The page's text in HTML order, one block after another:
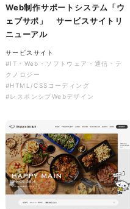
Web制作サポートシステム「ウ
ェブサポ」 サービスサイトリ
ニューアル
サービスサイト
#IT・Web・ソフトウェア・通信・テ
クノロジー
#HTML/CSSコーディング
#レスポンシブWebデザイン